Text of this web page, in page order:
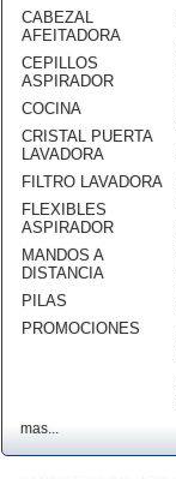
CABEZAL
AFEITADORA
CEPILLOS
ASPIRADOR
COCINA
CRISTAL PUERTA
LAVADORA
FILTRO LAVADORA
FLEXIBLES
ASPIRADOR
MANDOS A
DISTANCIA
PILAS
PROMOCIONES
mas...